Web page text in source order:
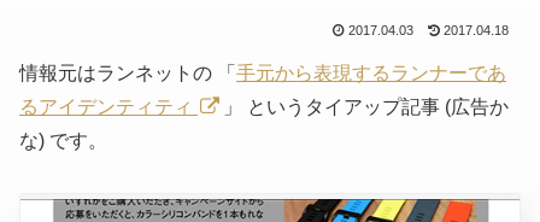
2017.04.03 2017.04.18
情報元はランネットの 「 手元から表現するランナーであ
るアイデンティティ
」 というタイアップ記事 (広告か
な) です。